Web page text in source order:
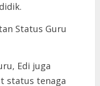
Status Guru
Edi juga
status tenaga